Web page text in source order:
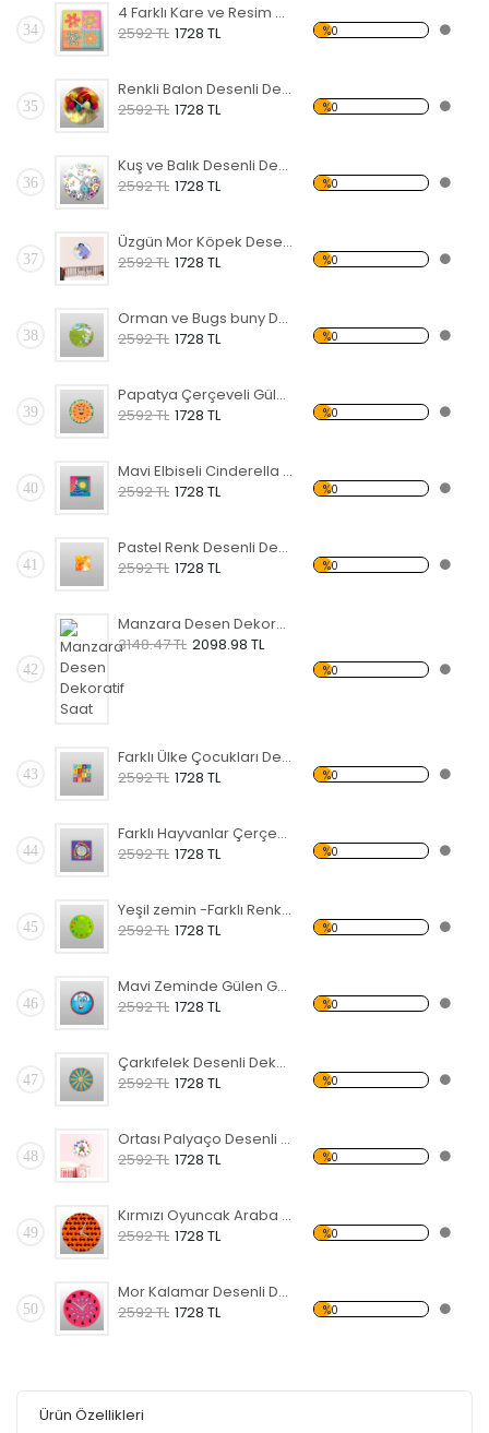
34
4 Farklı Kare ve Resim Desenli Dekoratif Duvar Saati
2592 TL 1728 TL %0
35
Renkli Balon Desenli Dekoratif Duvar Saati
2592 TL 1728 TL %0
36
Kuş ve Balık Desenli Dekoratif Duvar Saati
2592 TL 1728 TL %0
37
Üzgün Mor Köpek Desenli Dekoratif Duvar Saati
2592 TL 1728 TL %0
38
Orman ve Bugs buny Desenli Dekoratif Duvar Saati
2592 TL 1728 TL %0
39
Papatya Çerçeveli Gülen desenli Dekoratif Duvar Saati
2592 TL 1728 TL %0
40
Mavi Elbiseli Cinderella Desenli Dekoratif Duvar Saati
2592 TL 1728 TL %0
41
Pastel Renk Desenli Dekoratif Duvar Saati
2592 TL 1728 TL %0
42
Manzara Desen Dekoratif Saat
3148.47 TL 2098.98 TL
%0
43
Farklı Ülke Çocukları Dekoratif Duvar Saati
2592 TL 1728 TL %0
44
Farklı Hayvanlar Çerçeve Desenli Dekoratif Duvar Saati
2592 TL 1728 TL %0
45
Yeşil zemin -Farklı Renk Rakam desenli Dekoratif Duvar Saati
2592 TL 1728 TL %0
46
Mavi Zeminde Gülen Göz Desenli Dekoratif Duvar Saati
2592 TL 1728 TL %0
47
Çarkıfelek Desenli Dekoratif Duvar Saati
2592 TL 1728 TL %0
48
Ortası Palyaço Desenli Dekoratif Duvar Saati
2592 TL 1728 TL %0
49
Kırmızı Oyuncak Araba Desenli Dekoratif Duvar Saati
2592 TL 1728 TL %0
50
Mor Kalamar Desenli Dekoratif Duvar Saati
2592 TL 1728 TL %0
Ürün Özellikleri